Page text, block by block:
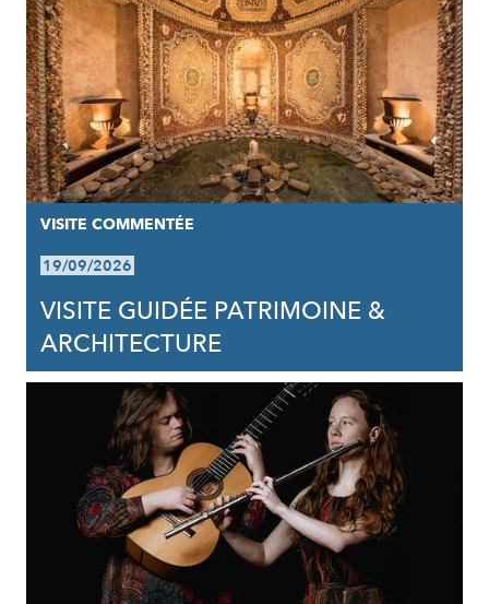
VISITE COMMENTÉE
19/09/2026
VISITE GUIDÉE PATRIMOINE &
ARCHITECTURE